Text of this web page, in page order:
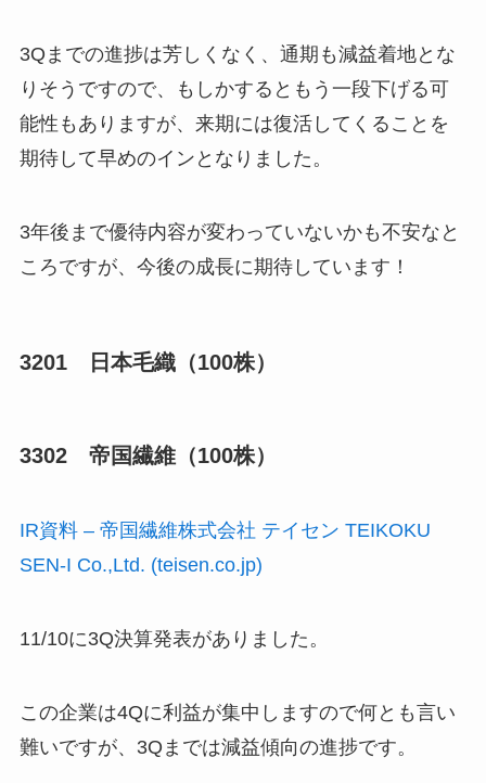
3Qまでの進捗は芳しくなく、通期も減益着地とな
りそうですので、もしかするともう一段下げる可
能性もありますが、来期には復活してくることを
期待して早めのインとなりました。
3年後まで優待内容が変わっていないかも不安なと
ころですが、今後の成長に期待しています！
3201 日本毛織（100株）
3302 帝国繊維（100株）
IR資料 – 帝国繊維株式会社 テイセン TEIKOKU
SEN-I Co.,Ltd. (teisen.co.jp)
11/10に3Q決算発表がありました。
この企業は4Qに利益が集中しますので何とも言い
難いですが、3Qまでは減益傾向の進捗です。